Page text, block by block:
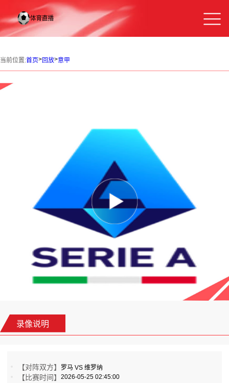
当前位置:首页>回放>意甲
录像说明
【对阵双方】 罗马 VS 维罗纳
【比赛时间】2026-05-25 02:45:00